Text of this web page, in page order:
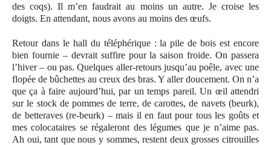
des coqs). Il m’en faudrait au moins un autre. Je croise les
doigts. En attendant, nous avons au moins des œufs.
Retour dans le hall du téléphérique : la pile de bois est encore
bien fournie – devrait suffire pour la saison froide. On passera
l’hiver – ou pas. Quelques aller-retours jusqu’au poêle, avec une
flopée de bûchettes au creux des bras. Y aller doucement. On n’a
que ça à faire aujourd’hui, par un temps pareil. Un œil attendri
sur le stock de pommes de terre, de carottes, de navets (beurk),
de betteraves (re-beurk) – mais il en faut pour tous les goûts et
mes colocataires se régaleront des légumes que je n’aime pas.
Ah oui, tant que nous y sommes, restent deux grosses citrouilles